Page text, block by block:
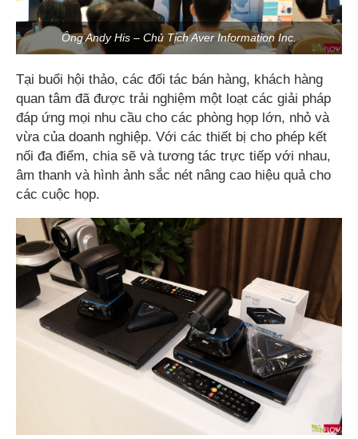
Ông Andy His – Chủ Tịch Aver Information Inc.
Tại buổi hội thảo, các đối tác bán hàng, khách hàng
quan tâm đã được trải nghiệm một loạt các giải pháp
đáp ứng mọi nhu cầu cho các phòng họp lớn, nhỏ và
vừa của doanh nghiệp. Với các thiết bị cho phép kết
nối đa điểm, chia sẽ và tương tác trực tiếp với nhau,
âm thanh và hình ảnh sắc nét nâng cao hiệu quả cho
các cuộc họp.